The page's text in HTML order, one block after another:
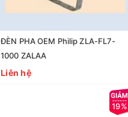
ĐÈN PHA OEM Philip ZLA-FL7-
1000 ZALAA
Liên hệ
19%